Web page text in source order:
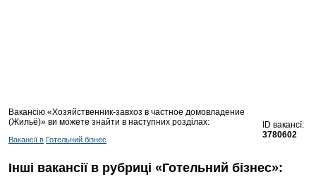
Вакансію «Хозяйственник-завхоз в частное домовладение
(Жильё)» ви можете знайти в наступних розділах:
Вакансії в Готельний бізнес
ID вакансї:
3780602
Інші вакансії в рубриці «Готельний бізнес»: